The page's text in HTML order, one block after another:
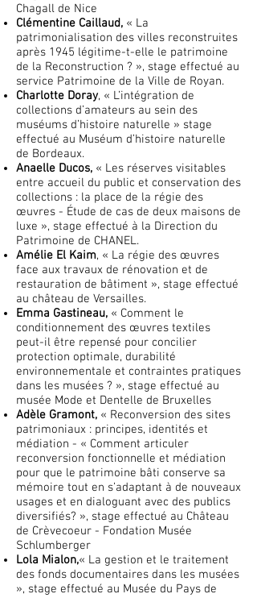
Chagall de Nice
Clémentine Caillaud, « La
patrimonialisation des villes reconstruites
après 1945 légitime-t-elle le patrimoine
de la Reconstruction ? », stage effectué au
service Patrimoine de la Ville de Royan.
Charlotte Doray, « L’intégration de
collections d’amateurs au sein des
muséums d’histoire naturelle » stage
effectué au Muséum d’histoire naturelle
de Bordeaux.
Anaelle Ducos, « Les réserves visitables
entre accueil du public et conservation des
collections : la place de la régie des
œuvres - Étude de cas de deux maisons de
luxe », stage effectué à la Direction du
Patrimoine de CHANEL.
Amélie El Kaim, « La régie des œuvres
face aux travaux de rénovation et de
restauration de bâtiment », stage effectué
au château de Versailles.
Emma Gastineau, « Comment le
conditionnement des œuvres textiles
peut-il être repensé pour concilier
protection optimale, durabilité
environnementale et contraintes pratiques
dans les musées ? », stage effectué au
musée Mode et Dentelle de Bruxelles
Adèle Gramont, « Reconversion des sites
patrimoniaux : principes, identités et
médiation - « Comment articuler
reconversion fonctionnelle et médiation
pour que le patrimoine bâti conserve sa
mémoire tout en s’adaptant à de nouveaux
usages et en dialoguant avec des publics
diversifiés? », stage effectué au Château
de Crèvecoeur - Fondation Musée
Schlumberger
Lola Mialon,« La gestion et le traitement
des fonds documentaires dans les musées
», stage effectué au Musée du Pays de